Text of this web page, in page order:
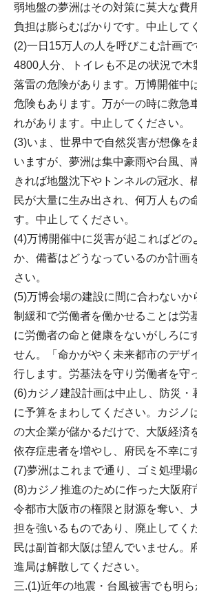
弱地盤の夢洲はその対策に莫大な費
負担は膨らむばかりです。中止して
(2)一日15万人の人を呼びこむ計画で
4800人分、トイレも不足の状況で木
落雷の危険があります。万博開催中
危険もあります。万が一の時に救急
れがあります。中止してください。
(3)いま、世界中で自然災害が想像を
いますが、夢洲は集中豪雨や台風、
きれば地盤沈下やトンネルの冠水、
民が大量に生み出され、何万人もの
す。中止してください。
(4)万博開催中に災害が起こればどの
か、備蓄はどうなっているのか計画
さい。
(5)万博会場の建設に間に合わないか
制緩和で労働者を働かせることは労
に労働者の命と健康をないがしろに
せん。「命かがやく未来都市のデザ
行します。労基法を守り労働者を守
(6)カジノ建設計画は中止し、防災・
に予算をまわしてください。カジノ
の大企業が儲かるだけで、大阪経済
依存症患者を増やし、府民を不幸に
(7)夢洲はこれまで通り、ゴミ処理場
(8)カジノ推進のために作った大阪府
令都市大阪市の権限と財源を奪い、
担を強いるものであり、廃止してく
民は副首都大阪は望んでいません。
進局は解散してください。
三.(1)近年の地震・台風被害でも明